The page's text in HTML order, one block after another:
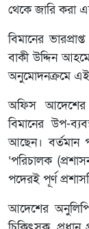
থেকে জারি করা
বিমানের
বাকী উদ্দিন
অনুমোদনক্রমে এই
অফিস আদেশের
বিমানের উপ-
আছেন। বর্তমান
‘পরিচালক
পদেরই পূর্ণ
আদেশের অনুলিপি